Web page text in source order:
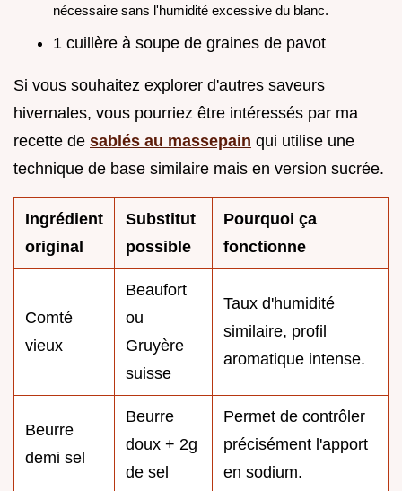
nécessaire sans l'humidité excessive du blanc.
1 cuillère à soupe de graines de pavot
Si vous souhaitez explorer d'autres saveurs
hivernales, vous pourriez être intéressés par ma
recette de sablés au massepain qui utilise une
technique de base similaire mais en version sucrée.
Ingrédient
original
Substitut
possible
Pourquoi ça
fonctionne
Comté
vieux
Beaufort
ou
Gruyère
suisse
Taux d'humidité
similaire, profil
aromatique intense.
Beurre
demi sel
Beurre
doux + 2g
de sel
Permet de contrôler
précisément l'apport
en sodium.